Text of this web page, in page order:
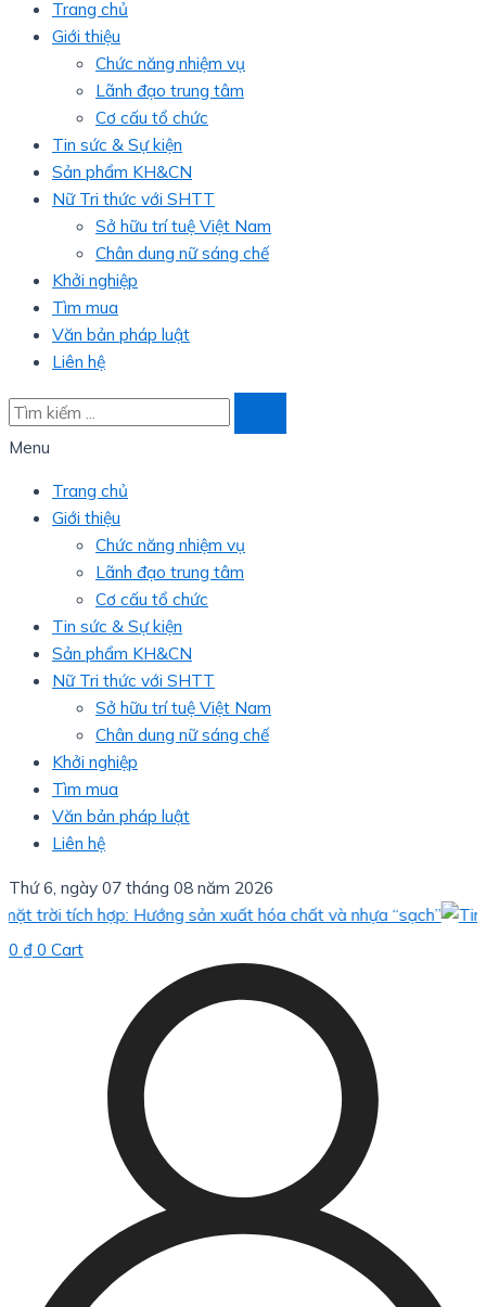
Trang chủ
Giới thiệu
Chức năng nhiệm vụ
Lãnh đạo trung tâm
Cơ cấu tổ chức
Tin sức & Sự kiện
Sản phẩm KH&CN
Nữ Tri thức với SHTT
Sở hữu trí tuệ Việt Nam
Chân dung nữ sáng chế
Khởi nghiệp
Tìm mua
Văn bản pháp luật
Liên hệ
Menu
Trang chủ
Giới thiệu
Chức năng nhiệm vụ
Lãnh đạo trung tâm
Cơ cấu tổ chức
Tin sức & Sự kiện
Sản phẩm KH&CN
Nữ Tri thức với SHTT
Sở hữu trí tuệ Việt Nam
Chân dung nữ sáng chế
Khởi nghiệp
Tìm mua
Văn bản pháp luật
Liên hệ
Thứ 6, ngày 07 tháng 08 năm 2026
trời tích hợp: Hướng sản xuất hóa chất và nhựa “sạch”
0 ₫ 0 Cart